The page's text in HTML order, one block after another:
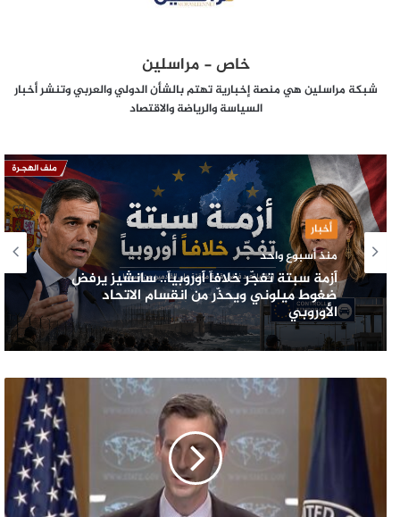
خاص - مراسلين
شبكة مراسلين هي منصة إخبارية تهتم بالشأن الدولي والعربي وتنشر أخبار
السياسة والرياضة والاقتصاد
أخبار
منذ أسبوع واحد
أزمة سبتة تفجّر خلافاً أوروبياً.. سانشيز يرفض
ضغوط ميلوني ويحذّر من انقسام الاتحاد
الأوروبي